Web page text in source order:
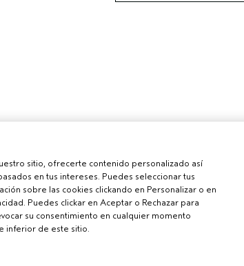
sitio, ofrecerte contenido personalizado así
en tus intereses. Puedes seleccionar tus
sobre las cookies clickando en Personalizar o en
Puedes clickar en Aceptar o Rechazar para
su consentimiento en cualquier momento
inferior de este sitio.